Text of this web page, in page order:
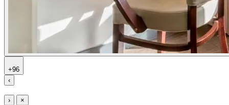
+96
‹
› ×